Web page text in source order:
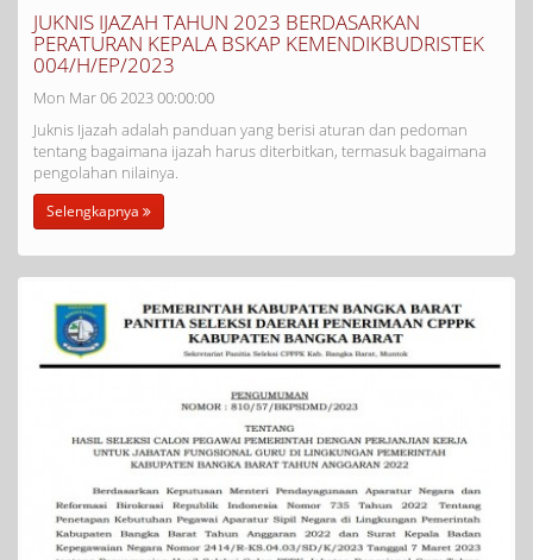
JUKNIS IJAZAH TAHUN 2023 BERDASARKAN
PERATURAN KEPALA BSKAP KEMENDIKBUDRISTEK
004/H/EP/2023
Mon Mar 06 2023 00:00:00
Juknis Ijazah adalah panduan yang berisi aturan dan pedoman
tentang bagaimana ijazah harus diterbitkan, termasuk bagaimana
pengolahan nilainya.
Selengkapnya